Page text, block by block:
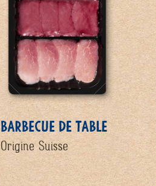
BARBECUE DE TABLE
Origine Suisse